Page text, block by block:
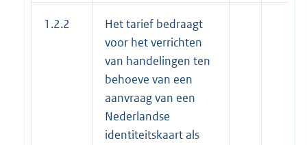
1.2.2
Het tarief bedraagt
voor het verrichten
van handelingen ten
behoeve van een
aanvraag van een
Nederlandse
identiteitskaart als